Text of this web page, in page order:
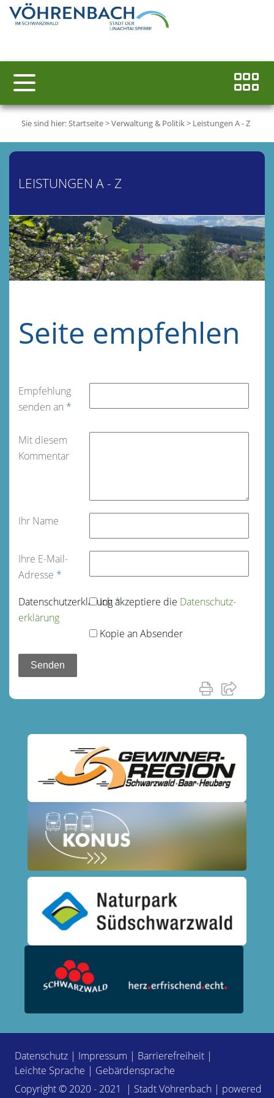
Sie sind hier:Startseite>Verwaltung & Politik> Leistungen A - Z
LEISTUNGEN A - Z
Seite empfehlen
Empfehlung
senden an *
Mit diesem
Kommentar
Ihr Name
Ihre E-Mail-
Adresse *
Datenschutz­erklärung*
Ich akzeptiere die Datenschutz­
erklärung
Kopie an Absender
Datenschutz | Impressum | Barrierefreiheit |
Leichte Sprache | Gebärdensprache
Copyright © 2020 - 2021 | Stadt Vöhrenbach | powered